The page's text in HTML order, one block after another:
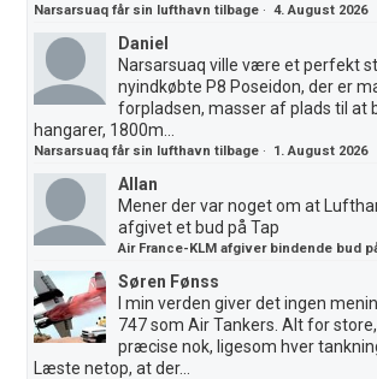
Narsarsuaq får sin lufthavn tilbage ·4. August 2026
Daniel
Narsarsuaq ville være et perfekt
nyindkøbte P8 Poseidon, der er
forpladsen, masser af plads til at
hangarer, 1800m...
Narsarsuaq får sin lufthavn tilbage · 1. August 2026
Allan
Mener der var noget om at
afgivet et bud på Tap
Air France-KLM afgiver bindende bud
Søren Fønss
I min verden giver det ingen
747 som Air Tankers. Alt for
præcise nok, ligesom hver
Læste netop, at der...